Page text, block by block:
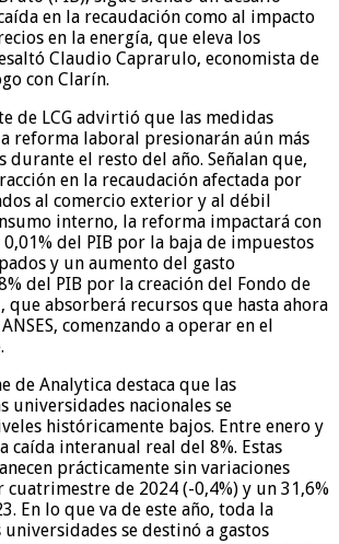
en la recaudación como al impacto
en la energía, que eleva los
Claudio Caprarulo, economista de
con Clarín.
de LCG advirtió que las medidas
reforma laboral presionarán aún más
durante el resto del año. Señalan que,
en la recaudación afectada por
al comercio exterior y al débil
interno, la reforma impactará con
del PIB por la baja de impuestos
y un aumento del gasto
del PIB por la creación del Fondo de
que absorberá recursos que hasta ahora
comenzando a operar en el
de Analytica destaca que las
universidades nacionales se
históricamente bajos. Entre enero y
interanual real del 8%. Estas
prácticamente sin variaciones
de 2024 (-0,4%) y un 31,6%
En lo que va de este año, toda la
se destinó a gastos